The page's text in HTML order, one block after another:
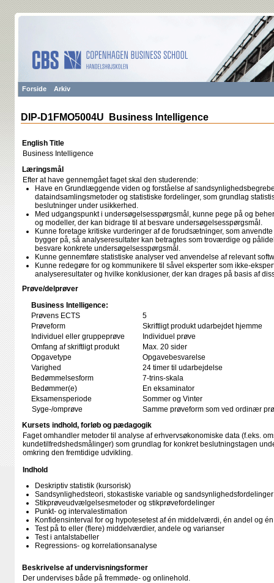
Forside Arkiv
DIP-D1FMO5004U Business Intelligence
English Title
Business Intelligence
Læringsmål
Efter at have gennemgået faget skal den studerende:
Have en Grundlæggende viden og forståelse af
dataindsamlingsmetoder og statistiske fordelinger, som grundlag
beslutninger under usikkerhed.
Med udgangspunkt i undersøgelsesspørgsmål, kunne pege på og
og modeller, der kan bidrage til at besvare undersøgelsesspørgsmål.
Kunne foretage kritiske vurderinger af de forudsætninger, som
bygger på, så analyseresultater kan betragtes som troværdige og
besvare konkrete undersøgelsesspørgsmål.
Kunne gennemføre statistiske analyser ved anvendelse af relevant
Kunne redegøre for og kommunikere til såvel eksperter som ikke-
analyseresultater og hvilke konklusioner, der kan drages på basis af
Prøve/delprøver
Business Intelligence:
Prøvens ECTS
5
Prøveform
Skriftligt produkt udarbejdet hjemme
Individuel eller gruppeprøve
Individuel prøve
Omfang af skriftligt produkt
Max. 20 sider
Opgavetype
Opgavebesvarelse
Varighed
24 timer til udarbejdelse
Bedømmelsesform
7-trins-skala
Bedømmer(e)
En eksaminator
Eksamensperiode
Sommer og Vinter
Syge-/omprøve
Samme prøveform som ved ordinær
Kursets indhold, forløb og pædagogik
Faget omhandler metoder til analyse af erhvervsøkonomiske data (f.eks.
kundetilfredshedsmålinger) som grundlag for konkret beslutningstagen
omkring den fremtidige udvikling.
Indhold
Deskriptiv statistik (kursorisk)
Sandsynlighedsteori, stokastiske variable og sandsynlighedsfordelinger
Stikprøveudvælgelsesmetoder og stikprøvefordelinger
Punkt- og intervalestimation
Konfidensinterval for og hypotesetest af én middelværdi, én andel og
Test på to eller (flere) middelværdier, andele og varianser
Test i antalstabeller
Regressions- og korrelationsanalyse
Beskrivelse af undervisningsformer
Der undervises både på fremmøde- og onlinehold.